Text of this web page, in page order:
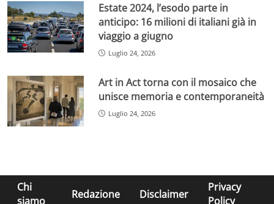
Estate 2024, l’esodo parte in
anticipo: 16 milioni di italiani già in
viaggio a giugno
Luglio 24, 2026
Art in Act torna con il mosaico che
unisce memoria e contemporaneità
Luglio 24, 2026
Chi
siamo
Redazione Disclaimer
Privacy
Policy